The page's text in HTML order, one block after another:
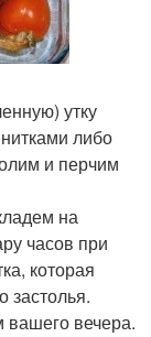
утку
либо
и перчим
на
часов при
которая
застолья.
вашего вечера.